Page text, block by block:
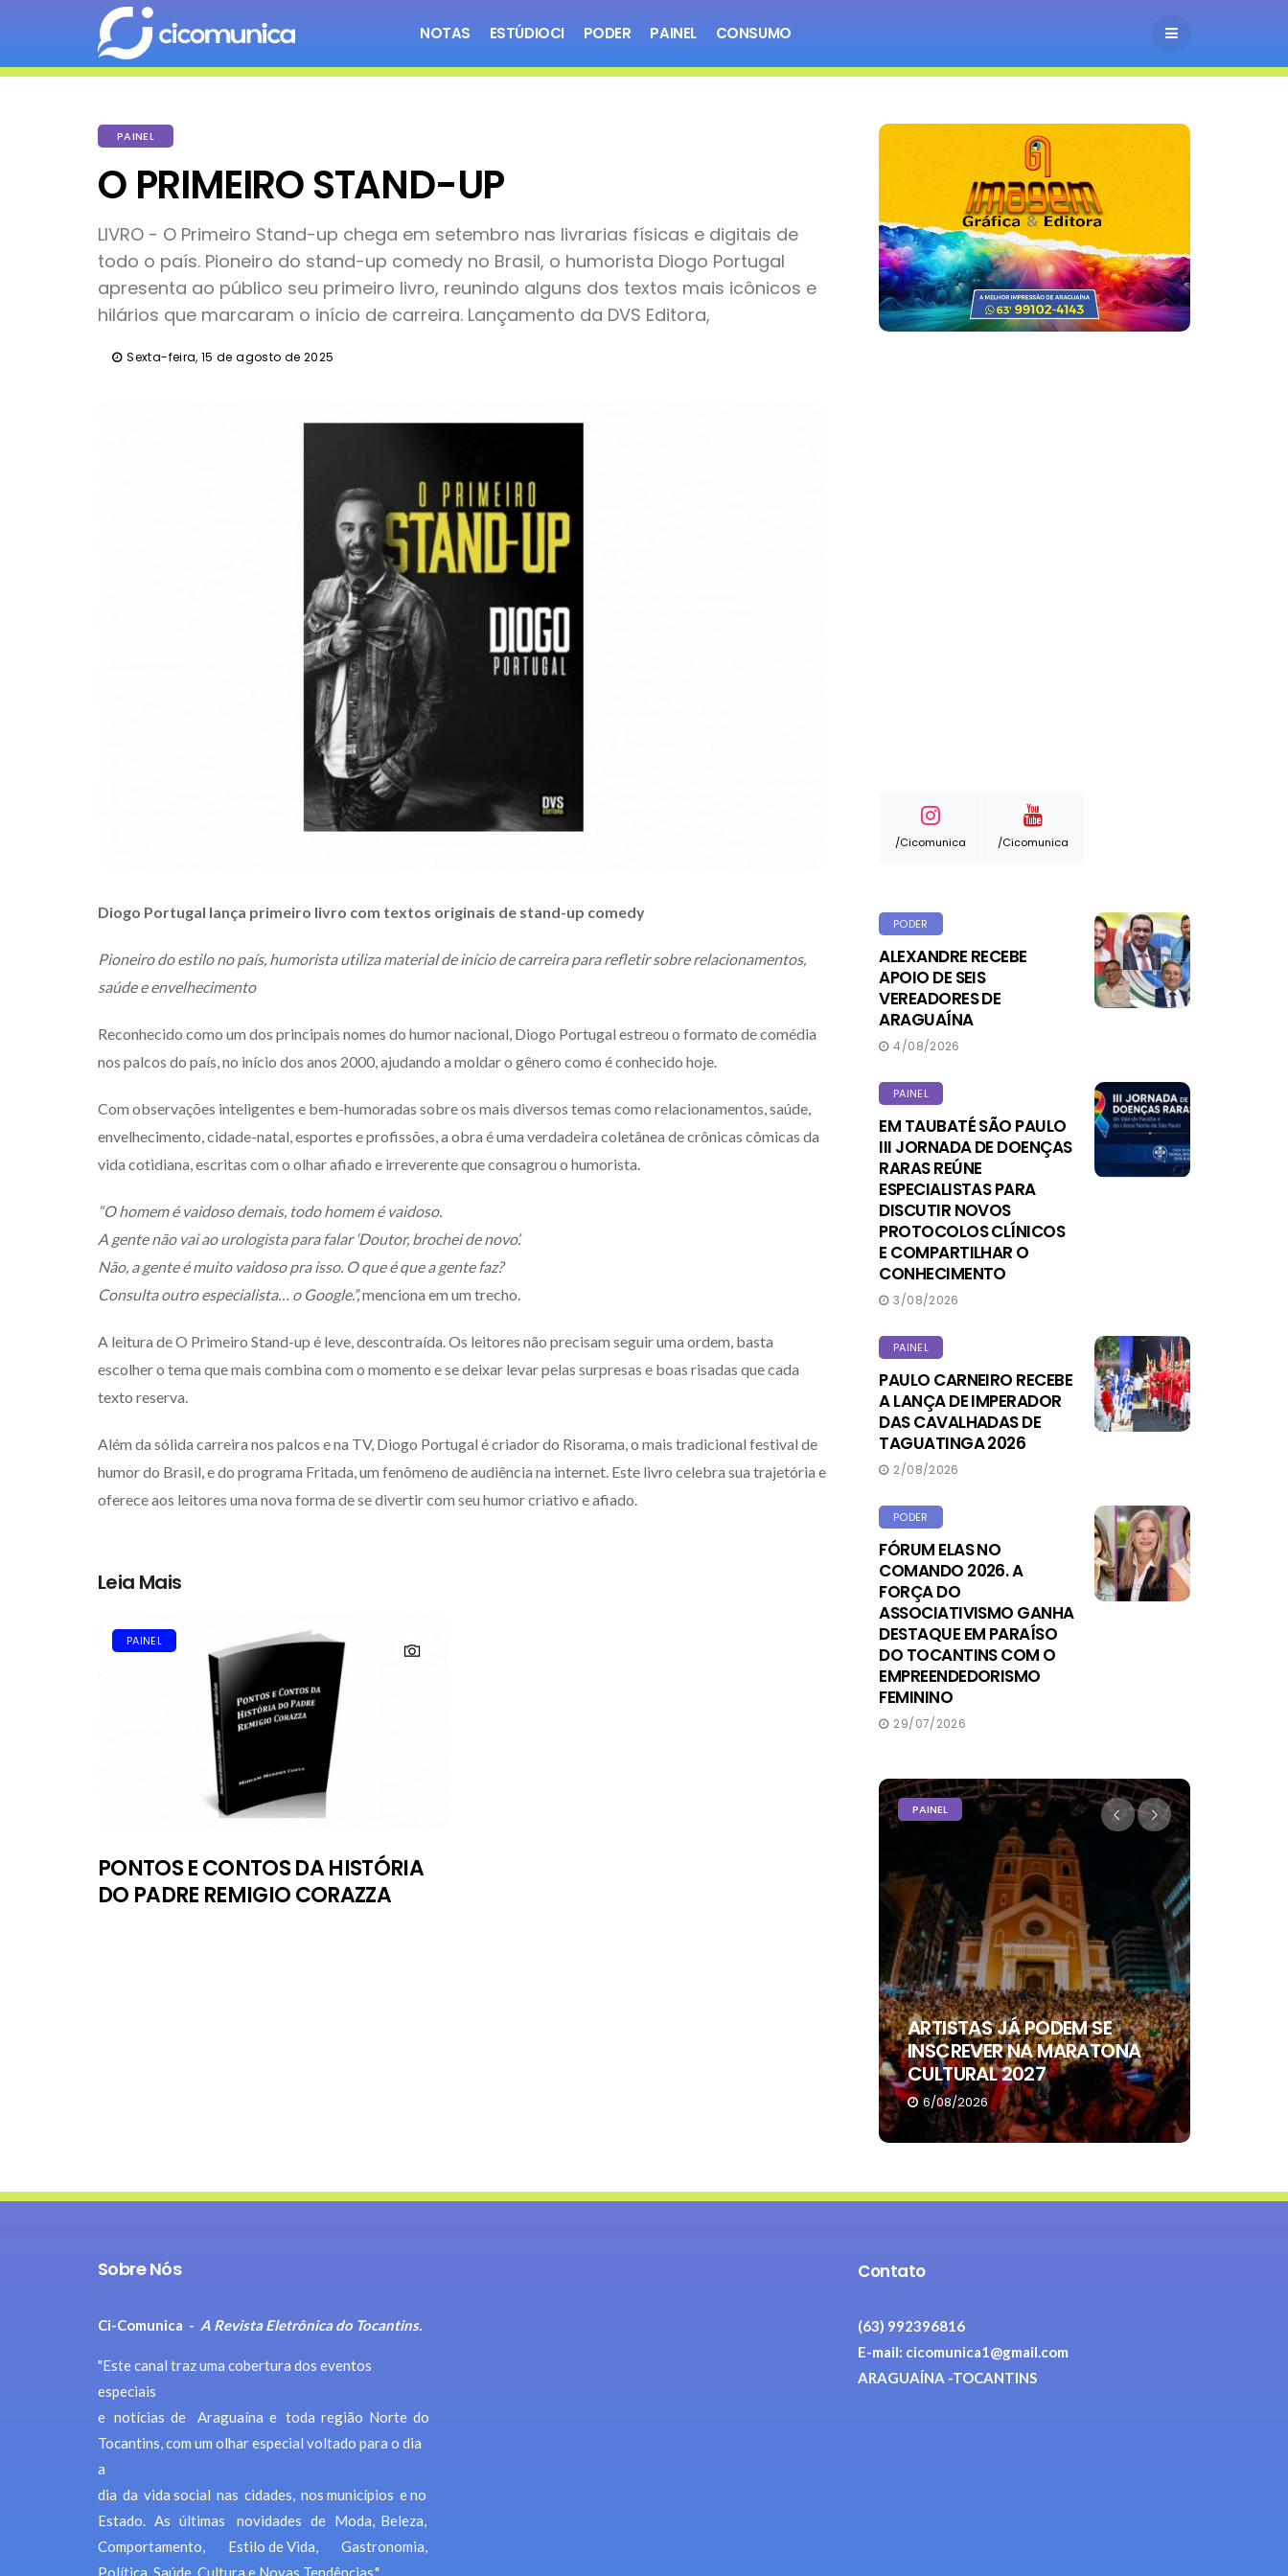
NOTAS ESTÚDIOCI PODER PAINEL CONSUMO
PAINEL
O PRIMEIRO STAND-UP
LIVRO - O Primeiro Stand-up chega em setembro nas livrarias físicas e digitais de
todo o país. Pioneiro do stand-up comedy no Brasil, o humorista Diogo Portugal
apresenta ao público seu primeiro livro, reunindo alguns dos textos mais icônicos e
hilários que marcaram o início de carreira. Lançamento da DVS Editora,
Sexta-feira, 15 de agosto de 2025
Diogo Portugal lança primeiro livro com textos originais de stand-up comedy
Pioneiro do estilo no país, humorista utiliza material de início de carreira para refletir sobre relacionamentos,
saúde e envelhecimento
Reconhecido como um dos principais nomes do humor nacional, Diogo Portugal estreou o formato de comédia
nos palcos do país, no início dos anos 2000, ajudando a moldar o gênero como é conhecido hoje.
Com observações inteligentes e bem-humoradas sobre os mais diversos temas como relacionamentos, saúde,
envelhecimento, cidade-natal, esportes e profissões, a obra é uma verdadeira coletânea de crônicas cômicas da
vida cotidiana, escritas com o olhar afiado e irreverente que consagrou o humorista.
“O homem é vaidoso demais, todo homem é vaidoso.
A gente não vai ao urologista para falar ‘Doutor, brochei de novo’.
Não, a gente é muito vaidoso pra isso. O que é que a gente faz?
Consulta outro especialista… o Google.”,menciona em um trecho.
A leitura de O Primeiro Stand-up é leve, descontraída. Os leitores não precisam seguir uma ordem, basta
escolher o tema que mais combina com o momento e se deixar levar pelas surpresas e boas risadas que cada
texto reserva.
Além da sólida carreira nos palcos e na TV, Diogo Portugal é criador do Risorama, o mais tradicional festival de
humor do Brasil, e do programa Fritada, um fenômeno de audiência na internet. Este livro celebra sua trajetória e
oferece aos leitores uma nova forma de se divertir com seu humor criativo e afiado.
Leia Mais
PAINEL
PONTOS E CONTOS DA HISTÓRIA
DO PADRE REMIGIO CORAZZA
/cicomunica /cicomunica
PODER
ALEXANDRE RECEBE
APOIO DE SEIS
VEREADORES DE
ARAGUAÍNA
4/08/2026
PAINEL
EM TAUBATÉ SÃO PAULO
III JORNADA DE DOENÇAS
RARAS REÚNE
ESPECIALISTAS PARA
DISCUTIR NOVOS
PROTOCOLOS CLÍNICOS
E COMPARTILHAR O
CONHECIMENTO
3/08/2026
PAINEL
PAULO CARNEIRO RECEBE
A LANÇA DE IMPERADOR
DAS CAVALHADAS DE
TAGUATINGA 2026
2/08/2026
PODER
FÓRUM ELAS NO
COMANDO 2026. A
FORÇA DO
ASSOCIATIVISMO GANHA
DESTAQUE EM PARAÍSO
DO TOCANTINS COM O
EMPREENDEDORISMO
FEMININO
29/07/2026
PAINEL
ARTISTAS JÁ PODEM SE
INSCREVER NA MARATONA
CULTURAL 2027
6/08/2026
Sobre Nós
Ci-Comunica - A Revista Eletrônica do Tocantins.
"Este canal traz uma cobertura dos eventos
especiais
e notícias de Araguaína e toda região Norte do
Tocantins, com um olhar especial voltado para o dia
a
dia da vida social nas cidades, nos municípios e no
Estado. As últimas novidades de Moda, Beleza,
Comportamento, Estilo de Vida, Gastronomia,
Política, Saúde, Cultura e Novas Tendências."
Contato
(63) 992396816
E-mail: cicomunica1@gmail.com
ARAGUAÍNA -TOCANTINS